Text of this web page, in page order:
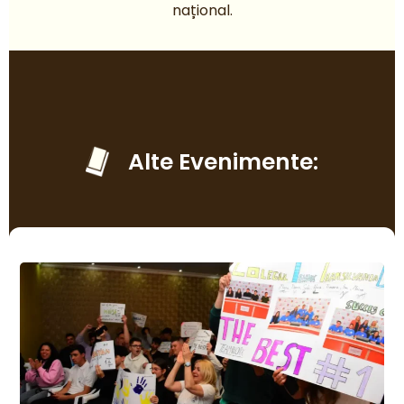
național.
Alte Evenimente: